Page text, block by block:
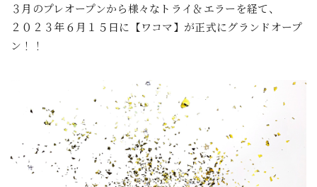
３月のプレオープンから様々なトライ＆エラーを経て、
２０２３年６月１５日に【ワコマ】が正式にグランドオープ
ン！！